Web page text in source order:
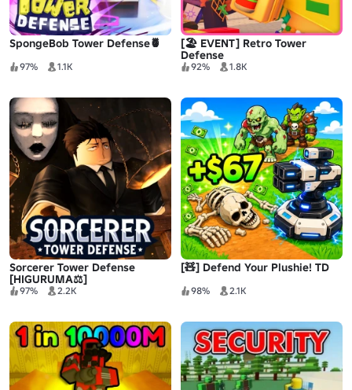
SpongeBob Tower Defense🍍
97% 1.1K
[🏖️ EVENT] Retro Tower
Defense
92% 1.8K
Sorcerer Tower Defense
[HIGURUMA⚖️]
97% 2.2K
[🧸] Defend Your Plushie! TD
98% 2.1K